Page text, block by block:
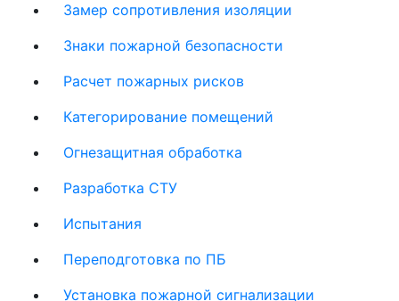
Замер сопротивления изоляции
Знаки пожарной безопасности
Расчет пожарных рисков
Категорирование помещений
Огнезащитная обработка
Разработка СТУ
Испытания
Переподготовка по ПБ
Установка пожарной сигнализации